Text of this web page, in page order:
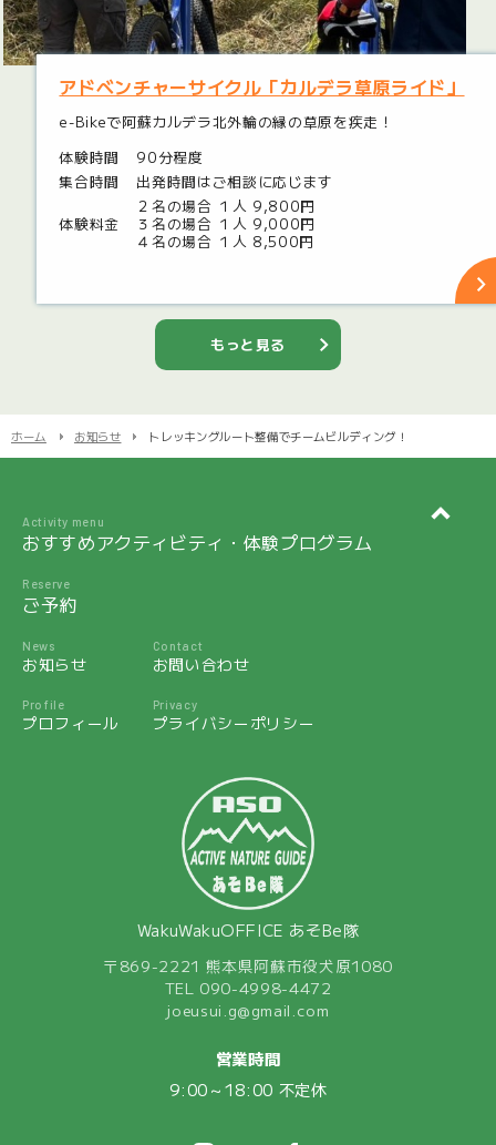
アドベンチャーサイクル「カルデラ草原ライド」
e-Bikeで阿蘇カルデラ北外輪の縁の草原を疾走！
体験時間
90分程度
集合時間
出発時間はご相談に応じます
体験料金
２名の場合 １人 9,800円
３名の場合 １人 9,000円
４名の場合 １人 8,500円
もっと見る
ホーム お知らせ トレッキングルート整備でチームビルディング！
Activity menu
おすすめアクティビティ・体験プログラム
Reserve
ご予約
News
お知らせ
Profile
プロフィール
Contact
お問い合わせ
Privacy
プライバシーポリシー
WakuWakuOFFICE あそBe隊
〒869-2221 熊本県阿蘇市役犬原1080
TEL 090-4998-4472
joeusui.g@gmail.com
営業時間
9:00～18:00 不定休